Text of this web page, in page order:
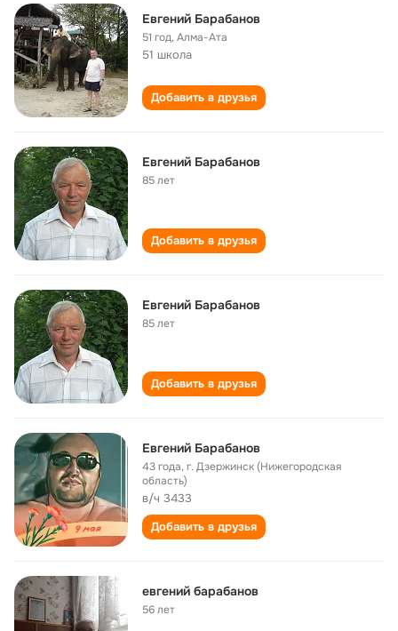
Евгений Барабанов
51 год,Алма-Ата
51 школа
Добавить в друзья
Евгений Барабанов
85 лет
Добавить в друзья
Евгений Барабанов
85 лет
Добавить в друзья
Евгений Барабанов
43 года,г. Дзержинск (Нижегородская
область)
в/ч 3433
Добавить в друзья
евгений барабанов
56 лет